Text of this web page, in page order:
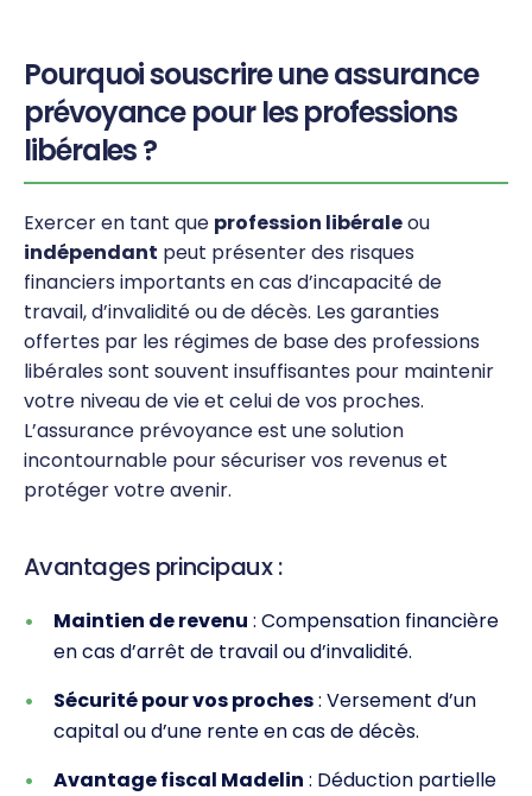
Pourquoi souscrire une assurance
prévoyance pour les professions
libérales ?
Exercer en tant que profession libéraleou
indépendant peut présenter des risques
financiers importants en cas d’incapacité de
travail, d’invalidité ou de décès. Les garanties
offertes par les régimes de base des professions
libérales sont souvent insuffisantes pour maintenir
votre niveau de vie et celui de vos proches.
L’assurance prévoyance est une solution
incontournable pour sécuriser vos revenus et
protéger votre avenir.
Avantages principaux :
Maintien de revenu : Compensation financière
en cas d’arrêt de travail ou d’invalidité.
Sécurité pour vos proches: Versement d’un
capital ou d’une rente en cas de décès.
Avantage fiscal Madelin : Déduction partielle